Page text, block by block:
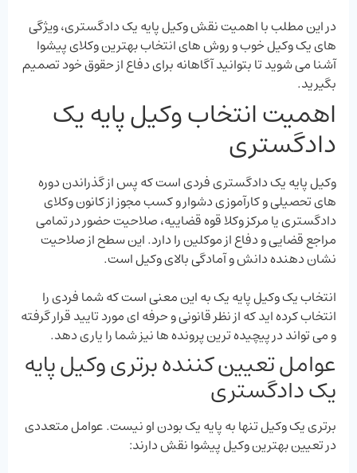
در این مطلب با اهمیت نقش وکیل پایه یک دادگستری، ویژگی
‌های یک وکیل خوب و روش‌ های انتخاب بهترین وکلای پیشوا
آشنا می‌ شوید تا بتوانید آگاهانه برای دفاع از حقوق خود تصمیم
بگیرید.
اهمیت انتخاب وکیل پایه یک
دادگستری
وکیل پایه یک دادگستری فردی است که پس از گذراندن دوره‌
های تحصیلی و کارآموزی دشوار و کسب مجوز از کانون وکلای
دادگستری یا مرکز وکلا قوه قضاییه، صلاحیت حضور در تمامی
مراجع قضایی و دفاع از موکلین را دارد. این سطح از صلاحیت
نشان‌ دهنده دانش و آمادگی بالای وکیل است.
انتخاب یک وکیل پایه یک به این معنی است که شما فردی را
انتخاب کرده ‌اید که از نظر قانونی و حرفه ‌ای مورد تایید قرار گرفته
و می ‌تواند در پیچیده‌ ترین پرونده‌ ها نیز شما را یاری دهد.
عوامل تعیین کننده برتری وکیل پایه
یک دادگستری
برتری یک وکیل تنها به پایه یک بودن او نیست. عوامل متعددی
در تعیین بهترین وکیل پیشوا نقش دارند: